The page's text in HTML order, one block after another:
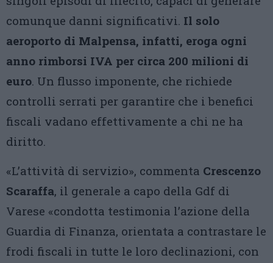
comunque danni significativi. Il solo
aeroporto di Malpensa, infatti, eroga ogni
anno rimborsi IVA per circa 200 milioni di
euro. Un flusso imponente, che richiede
controlli serrati per garantire che i benefici
fiscali vadano effettivamente a chi ne ha
diritto.
«L’attività di servizio», commenta Crescenzo
Scaraffa, il generale a capo della Gdf di
Varese «condotta testimonia l’azione della
Guardia di Finanza, orientata a contrastare le
frodi fiscali in tutte le loro declinazioni, con